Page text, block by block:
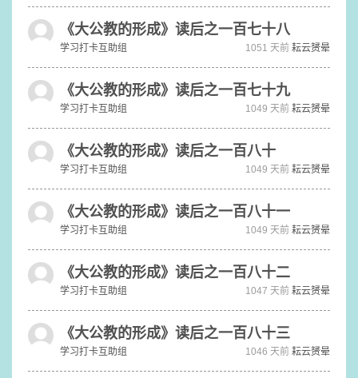
《大公教的形成》读后之一百七十八
学习打卡互助组 1051 天前 耘云赟晕
《大公教的形成》读后之一百七十九
学习打卡互助组 1049 天前 耘云赟晕
《大公教的形成》读后之一百八十
学习打卡互助组 1049 天前 耘云赟晕
《大公教的形成》读后之一百八十一
学习打卡互助组 1049 天前 耘云赟晕
《大公教的形成》读后之一百八十二
学习打卡互助组 1047 天前 耘云赟晕
《大公教的形成》读后之一百八十三
学习打卡互助组 1046 天前 耘云赟晕